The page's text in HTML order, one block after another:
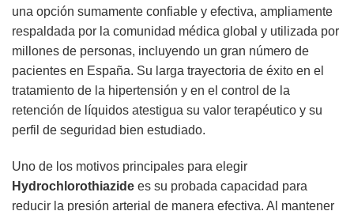
una opción sumamente confiable y efectiva, ampliamente
respaldada por la comunidad médica global y utilizada por
millones de personas, incluyendo un gran número de
pacientes en España. Su larga trayectoria de éxito en el
tratamiento de la hipertensión y en el control de la
retención de líquidos atestigua su valor terapéutico y su
perfil de seguridad bien estudiado.
Uno de los motivos principales para elegir
Hydrochlorothiazide es su probada capacidad para
reducir la presión arterial de manera efectiva. Al mantener